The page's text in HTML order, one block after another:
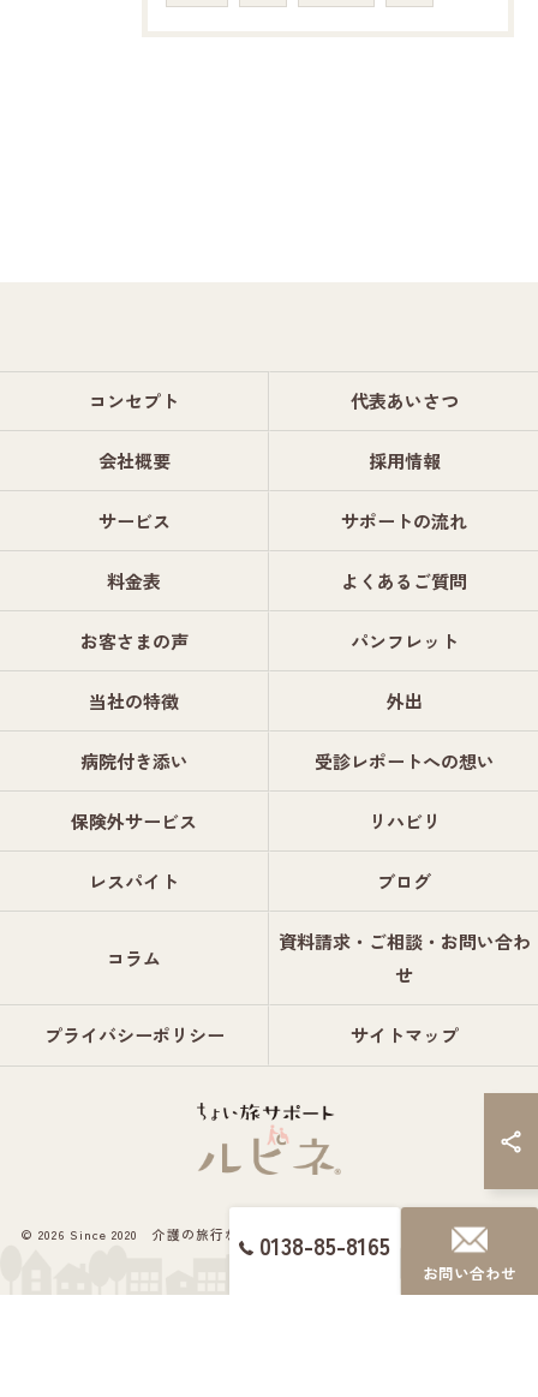
0138-85-8165
お問い合わせ
コンセプト 代表あいさつ
会社概要 採用情報
サービス サポートの流れ
料金表 よくあるご質問
お客さまの声 パンフレット
当社の特徴 外出
病院付き添い 受診レポートへの想い
保険外サービス リハビリ
レスパイト ブログ
コラム
資料請求・ご相談・お問い合わ
せ
プライバシーポリシー サイトマップ
© 2026 Since 2020 介護の旅行ならちょい旅サポート ルピネ® ALL RIGHTS
RESERVED.